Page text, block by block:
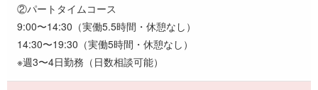
②パートタイムコース
9:00〜14:30（実働5.5時間・休憩なし）
14:30〜19:30（実働5時間・休憩なし）
※週3〜4日勤務（日数相談可能）